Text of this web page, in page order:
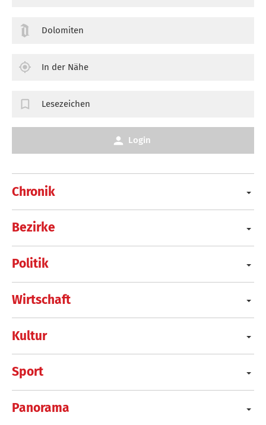
Chronik
Bezirke
Politik
Wirtschaft
Kultur
Sport
Panorama
Dolomiten
In der Nähe
Lesezeichen
Login